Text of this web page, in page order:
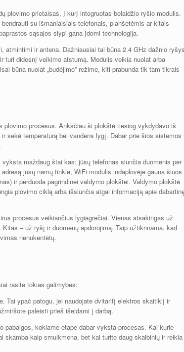
plovimo prietaisas, į kurį integruotas belaidžio ryšio modulis.
su išmaniaisiais telefonais, planšetėmis ar kitais
sąsajos slypi gana įdomi technologija.
atmintimi ir antena. Dažniausiai tai būna 2.4 GHz dažnio
turi didesnį veikimo atstumą. Modulis veikia nuolat arba
būna nuolat „budėjimo” režime, kiti prabunda tik tam tikrais
plovimo procesus. Anksčiau ši plokštė tiesiog vykdydavo iš
sekė temperatūrą bei vandens lygį. Dabar prie šios sistemos
maždaug štai kas: jūsų telefonas siunčia duomenis per
jūsų namų tinkle, WiFi modulis indaplovėje gauna šiuos
ir perduoda pagrindinei valdymo plokštei. Valdymo plokštė
plovimo ciklą arba išsiunčia atgal informaciją apie
procesus veikiančius lygiagrečiai. Vienas atsakingas už
– už ryšį ir duomenų apdorojimą. Taip užtikrinama, kad
nenukentėtų.
rasite tokias galimybes:
Tai ypač patogu, jei naudojate dvitarifį elektros skaitiklį ir
paleisti prieš išeidami į darbą.
kokiame etape dabar vyksta procesas. Kai kurie
kaip smulkmena, bet kai turite daug skalbinių ir reikia